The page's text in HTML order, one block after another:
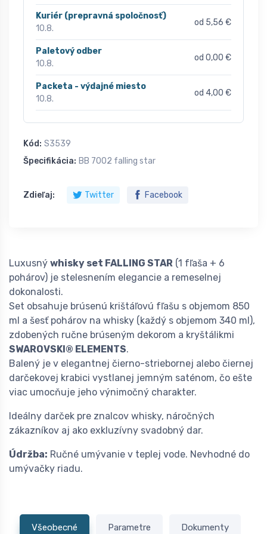
Kuriér (prepravná spoločnosť)
10.8.
od 5,56 €
Paletový odber
10.8.
od 0,00 €
Packeta - výdajné miesto
10.8.
od 4,00 €
Kód: S3539
Špecifikácia: BB 7002 falling star
Zdieľaj: Twitter Facebook
Luxusný whisky set FALLING STAR (1 fľaša + 6
pohárov) je stelesnením elegancie a remeselnej
dokonalosti.
Set obsahuje brúsenú krištáľovú fľašu s objemom 850
ml a šesť pohárov na whisky (každý s objemom 340 ml),
zdobených ručne brúseným dekorom a kryštálikmi
SWAROVSKI® ELEMENTS.
Balený je v elegantnej čierno-striebornej alebo čiernej
darčekovej krabici vystlanej jemným saténom, čo ešte
viac umocňuje jeho výnimočný charakter.
Ideálny darček pre znalcov whisky, náročných
zákazníkov aj ako exkluzívny svadobný dar.
Údržba: Ručné umývanie v teplej vode. Nevhodné do
umývačky riadu.
Všeobecné Parametre Dokumenty